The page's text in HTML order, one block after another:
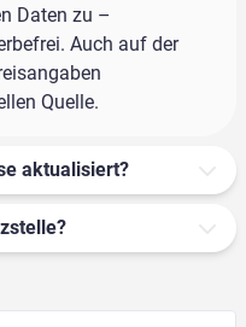
Daten zu –
Auch auf der
Quelle.
aktualisiert?